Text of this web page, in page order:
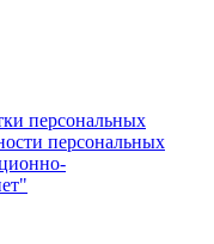
персональных
персональных